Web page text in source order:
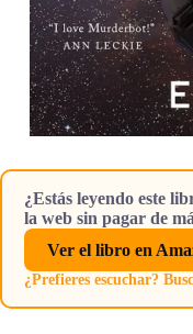
¿Estás leyendo este
la web sin pagar de
Ver el libro en
¿Prefieres escuchar?